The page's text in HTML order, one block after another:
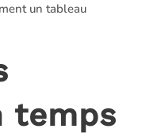
un tableau
temps